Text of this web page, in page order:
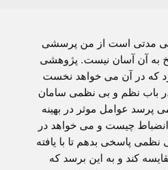
مدتی است از من پرسشی
به آن آسان نيست. پژوهشی
که در آن می خواهد نخست
باب نظم و بی نظمی سامان
پرسد عوامل موثر در بهينه
چيست و می خواهد در
نظمی پاسخی بدهم تا با يافته
کند و به اين برسد که